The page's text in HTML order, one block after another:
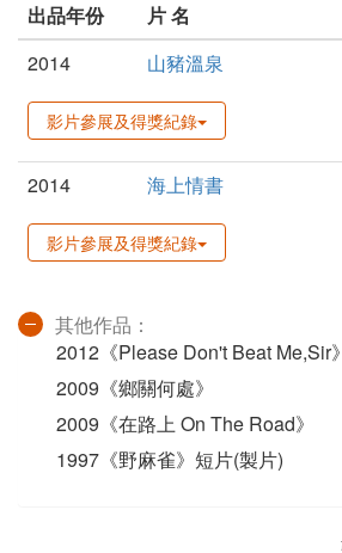
出品年份
片 名
2014
山豬溫泉
影片參展及得獎紀錄
2014 海上情書
影片參展及得獎紀錄
其他作品：
2012《Please Don't Beat Me,Sir
2009《鄉關何處》
2009《在路上 On The Road》
1997《野麻雀》短片(製片)